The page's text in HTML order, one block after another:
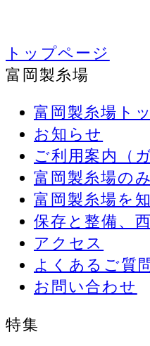
トップページ
富岡製糸場
富岡製糸場ト
お知らせ
ご利用案内（
富岡製糸場の
富岡製糸場を
保存と整備、
アクセス
よくあるご質
お問い合わせ
特集